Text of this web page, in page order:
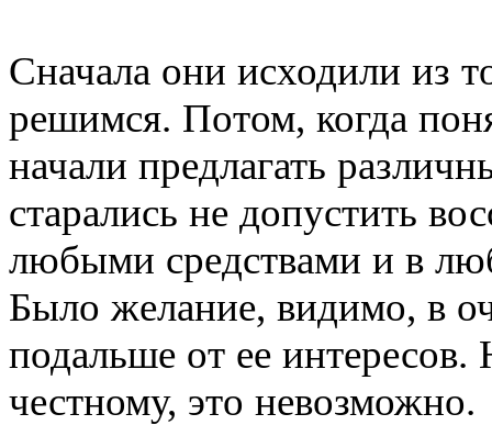
Сначала они исходили из
решимся. Потом, когда
начали предлагать
старались не допустить
любыми средствами и в
Было желание, видимо, в
подальше от ее
честному, это невозможно.